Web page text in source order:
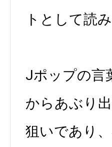
トとして読
Jポップの言
からあぶり
狙いであり